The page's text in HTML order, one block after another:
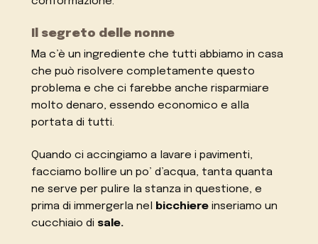
Il segreto delle nonne
Ma c’è un ingrediente che tutti abbiamo in casa
che può risolvere completamente questo
problema e che ci farebbe anche risparmiare
molto denaro, essendo economico e alla
portata di tutti.
Quando ci accingiamo a lavare i pavimenti,
facciamo bollire un po’ d’acqua, tanta quanta
ne serve per pulire la stanza in questione, e
prima di immergerla nel bicchiere inseriamo un
cucchiaio di sale.